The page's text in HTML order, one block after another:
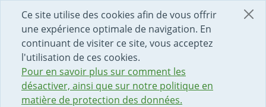
Ce site utilise des cookies afin de vous offrir
une expérience optimale de navigation. En
continuant de visiter ce site, vous acceptez
l'utilisation de ces cookies.
Pour en savoir plus sur comment les
désactiver, ainsi que sur notre politique en
matière de protection des données.
DÉBUT DU CONTENU DE LA PAGE
ACCÈS AU CHAMP DE RECHERCHE
PAGE D'ACCUEIL
FORMULAIRE DE CONTACT